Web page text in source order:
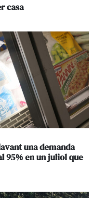
casa
una demanda
95% en un juliol que